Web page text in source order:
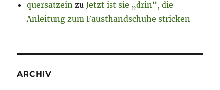
quersatzein zuJetzt ist sie „drin“, die
Anleitung zum Fausthandschuhe stricken
ARCHIV